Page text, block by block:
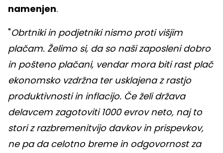
namenjen.
"Obrtniki in podjetniki nismo proti višjim
plačam. Želimo si, da so naši zaposleni dobro
in pošteno plačani, vendar mora biti rast plač
ekonomsko vzdržna ter usklajena z rastjo
produktivnosti in inflacijo. Če želi država
delavcem zagotoviti 1000 evrov neto, naj to
stori z razbremenitvijo davkov in prispevkov,
ne pa da celotno breme in odgovornost za